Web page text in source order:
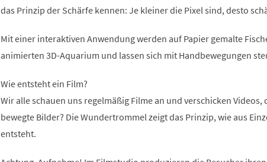
das Prinzip der Schärfe kennen: Je kleiner die Pixel sind, desto
Mit einer interaktiven Anwendung werden auf Papier gemalte
animierten 3D-Aquarium und lassen sich mit Handbewegungen
Wie entsteht ein Film?
Wir alle schauen uns regelmäßig Filme an und verschicken
bewegte Bilder? Die Wundertrommel zeigt das Prinzip, wie aus
entsteht.